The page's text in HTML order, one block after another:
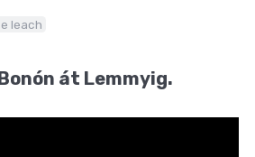
leach
át Lemmyig.